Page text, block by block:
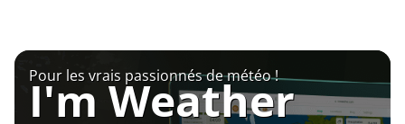
Pour les vrais passionnés de météo !
I'm Weather